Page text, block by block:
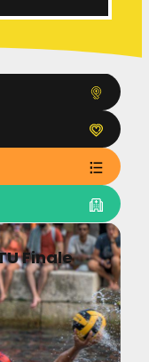
Finale